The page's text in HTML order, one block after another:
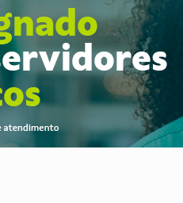
de novos servidores
avança cruzamento e deixa
Neri transforma
de PVH é denunciado por
Civil deflagra a terceira